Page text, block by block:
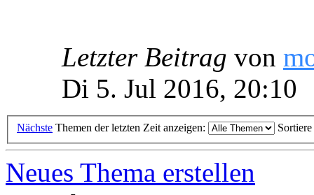
Letzter Beitrag von
Di 5. Jul 2016, 20:10
Nächste Themen der letzten Zeit anzeigen:
Neues Thema erstellen